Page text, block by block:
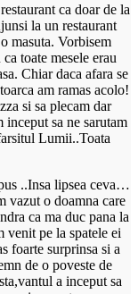
ca doar de la
la un restaurant
masuta. Vorbisem
toate mesele erau
Chiar daca afara se
am ramas acolo!
si sa plecam dar
inceput sa ne sarutam
Lumii..Toata
..Insa lipsea ceva…
vazut o doamna care
ca ma duc pana la
venit pe la spatele ei
foarte surprinsa si a
de o poveste de
a inceput sa